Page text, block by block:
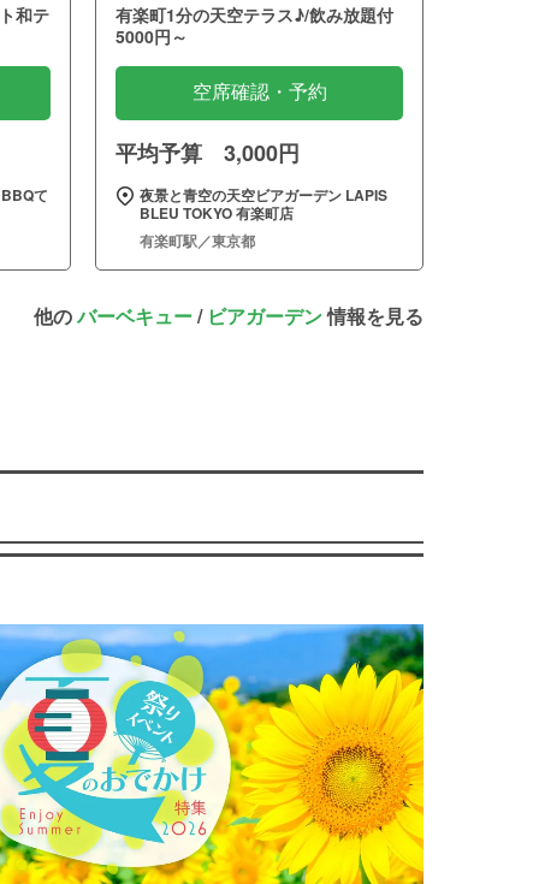
和テ
て
有楽町1分の天空テラス♪/飲み放題付
5000円～
空席確認・予約
平均予算 3,000円
夜景と青空の天空ビアガーデン LAPIS
BLEU TOKYO 有楽町店
有楽町駅／東京都
他のバーベキュー/ ビアガーデン情報を見る